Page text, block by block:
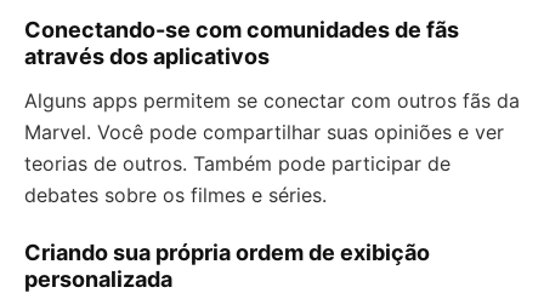
Conectando-se com comunidades de fãs
através dos aplicativos
Alguns apps permitem se conectar com outros fãs da
Marvel. Você pode compartilhar suas opiniões e ver
teorias de outros. Também pode participar de
debates sobre os filmes e séries.
Criando sua própria ordem de exibição
personalizada